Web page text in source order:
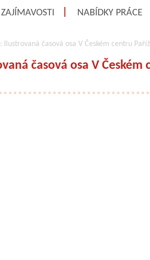
NABÍDKY PRÁCE
časová osa V Českém centru Paříž
časová osa V Českém